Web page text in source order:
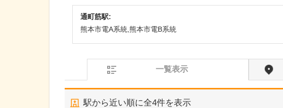
通町筋駅:
熊本市電A系統,熊本市電B系統
一覧表示
駅から近い順に全4件を表示